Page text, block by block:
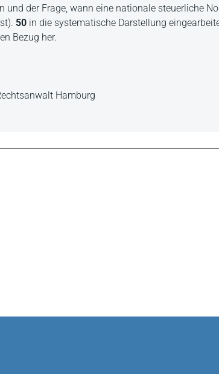
und der Frage, wann eine nationale steuerliche
50 in die systematische Darstellung
Bezug her.
Hamburg